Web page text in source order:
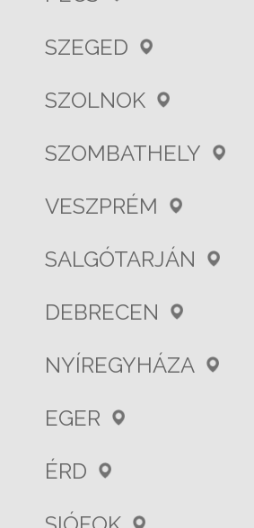
SZEGED
SZOLNOK
SZOMBATHELY
VESZPRÉM
SALGÓTARJÁN
DEBRECEN
NYÍREGYHÁZA
EGER
ÉRD